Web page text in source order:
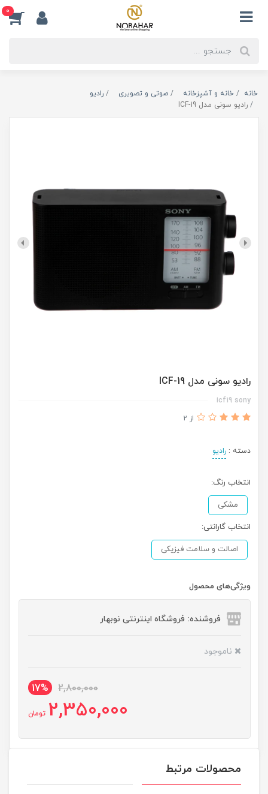
0
خانه خانه و آشپزخانه صوتی و تصویری
رادیو
رادیو سونی مدل ICF-19
رادیو سونی مدل ICF-19
icf19 sony
از 2
دسته : رادیو
انتخاب رنگ:
مشکی
انتخاب گارانتی:
اصالت و سلامت فیزیکی
ویژگی‌های محصول
فروشنده: فروشگاه اینترنتی نوبهار
ناموجود
2,800,000
17%
2,350,000 تومان
محصولات مرتبط